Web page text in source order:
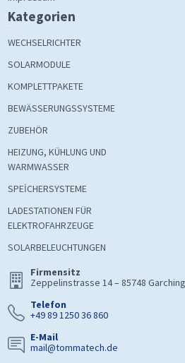
Kategorien
WECHSELRICHTER
SOLARMODULE
KOMPLETTPAKETE
BEWÄSSERUNGSSYSTEME
ZUBEHÖR
HEIZUNG, KÜHLUNG UND
WARMWASSER
SPEİCHERSYSTEME
LADESTATIONEN FÜR
ELEKTROFAHRZEUGE
SOLARBELEUCHTUNGEN
Firmensitz
Zeppelinstrasse 14 – 85748
Telefon
+49 89 1250 36 860
E-Mail
mail@tommatech.de